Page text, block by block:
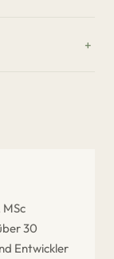
30
Entwickler